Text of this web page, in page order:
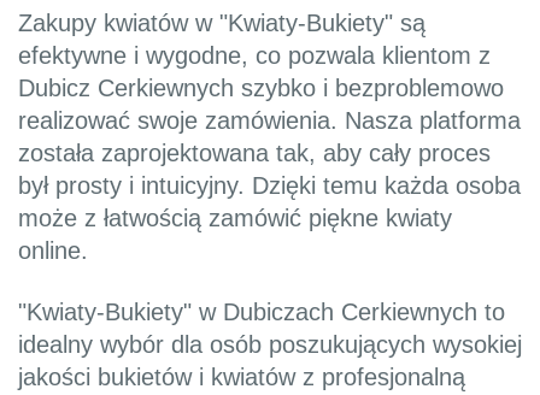
Zakupy kwiatów w "Kwiaty-Bukiety" są
efektywne i wygodne, co pozwala klientom z
Dubicz Cerkiewnych szybko i bezproblemowo
realizować swoje zamówienia. Nasza platforma
została zaprojektowana tak, aby cały proces
był prosty i intuicyjny. Dzięki temu każda osoba
może z łatwością zamówić piękne kwiaty
online.
"Kwiaty-Bukiety" w Dubiczach Cerkiewnych to
idealny wybór dla osób poszukujących wysokiej
jakości bukietów i kwiatów z profesjonalną